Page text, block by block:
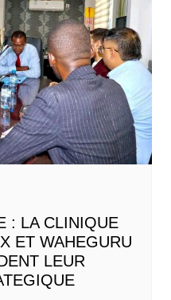
: LA CLINIQUE
ET WAHEGURU
LEUR